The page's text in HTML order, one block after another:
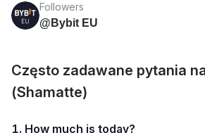
Followers
@Bybit EU
Często zadawane pytania
(Shamatte)
1. How much is today?